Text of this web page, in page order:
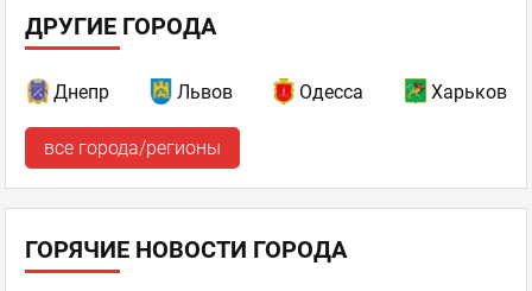
ДРУГИЕ ГОРОДА
Днепр Львов Одесса Харьков
все города/регионы
ГОРЯЧИЕ НОВОСТИ ГОРОДА